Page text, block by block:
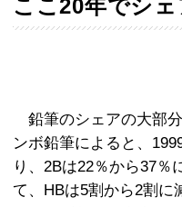
ここ20年でシ
鉛筆のシェアの大部
ンボ鉛筆によると、
り、2Bは22％から37％
て、HBは5割から2割に